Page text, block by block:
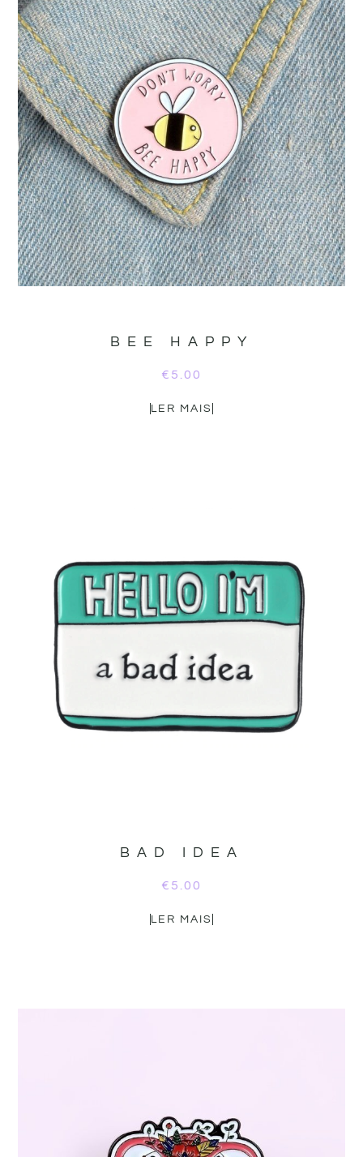
BEE HAPPY
€ 5.00
LER MAIS
BAD IDEA
€ 5.00
LER MAIS